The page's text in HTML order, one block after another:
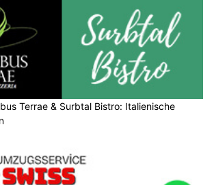
Terrae & Surbtal Bistro: Italienische